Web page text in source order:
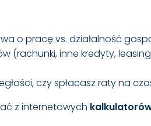
o pracę vs. działalność
(rachunki, inne kredyty,
czy spłacasz raty na
z internetowych